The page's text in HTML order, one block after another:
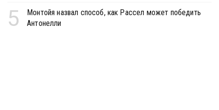
5
Монтойя назвал способ, как Рассел может победить
Антонелли